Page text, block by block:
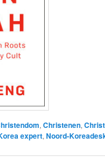
, Christenen,
expert, Noord-